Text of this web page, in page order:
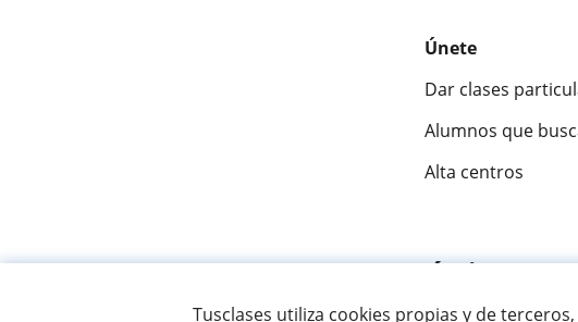
Tusclases utiliza cookies propias y de
Únete
Dar clases
Alumnos que
Alta centros
Fantástica